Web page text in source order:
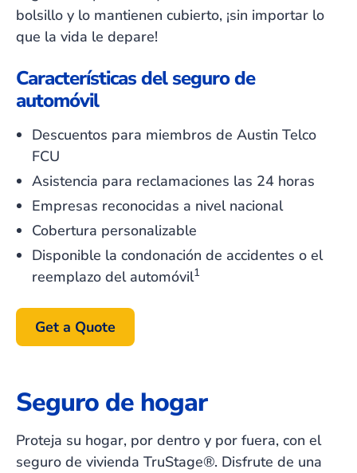
bolsillo y lo mantienen cubierto, ¡sin importar lo
que la vida le depare!
Características del seguro de
automóvil
Descuentos para miembros de Austin Telco
FCU
Asistencia para reclamaciones las 24 horas
Empresas reconocidas a nivel nacional
Cobertura personalizable
Disponible la condonación de accidentes o el
reemplazo del automóvil1
Get a Quote
Seguro de hogar
Proteja su hogar, por dentro y por fuera, con el
seguro de vivienda TruStage®. Disfrute de una